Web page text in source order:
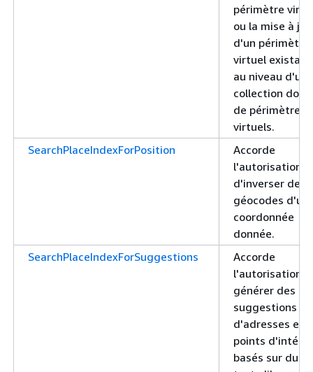
périmètre
ou la mise à
d'un périmètre
virtuel existant
au niveau d'une
collection
de périmètres
virtuels.
SearchPlaceIndexForPosition
Accorde
l'autorisation
d'inverser des
géocodes
coordonnée
donnée.
SearchPlaceIndexForSuggestions
Accorde
l'autorisation
générer des
suggestions
d'adresses et
points d'intérêt
basés sur du